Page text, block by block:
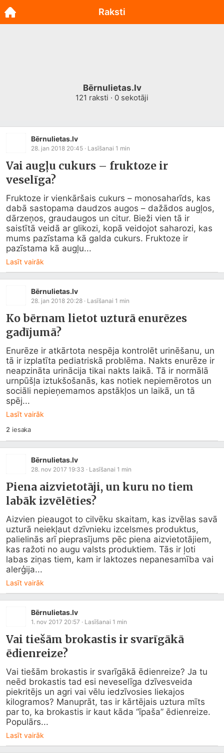
Bērnulietas.lv
121 raksti · 0 sekotāji
Bērnulietas.lv
28. jan 2018 20:45 · Lasīšanai 1 min
Vai augļu cukurs – fruktoze ir
veselīga?
Fruktoze ir vienkāršais cukurs – monosaharīds, kas
dabā sastopama daudzos augos – dažādos augļos,
dārzeņos, graudaugos un citur. Bieži vien tā ir
saistītā veidā ar glikozi, kopā veidojot saharozi, kas
mums pazīstama kā galda cukurs. Fruktoze ir
pazīstama kā augļu...
Lasīt vairāk
Bērnulietas.lv
28. jan 2018 20:28 · Lasīšanai 1 min
Ko bērnam lietot uzturā enurēzes
gadījumā?
Enurēze ir atkārtota nespēja kontrolēt urinēšanu, un
tā ir izplatīta pediatriskā problēma. Nakts enurēze ir
neapzināta urinācija tikai nakts laikā. Tā ir normālā
urnpūšļa iztukšošanās, kas notiek nepiemērotos un
sociāli nepieņemamos apstākļos un laikā, un tā
spēj...
Lasīt vairāk
2 iesaka
Bērnulietas.lv
28. nov 2017 19:33 · Lasīšanai 1 min
Piena aizvietotāji, un kuru no tiem
labāk izvēlēties?
Aizvien pieaugot to cilvēku skaitam, kas izvēlas savā
uzturā neiekļaut dzīvnieku izcelsmes produktus,
palielinās arī pieprasījums pēc piena aizvietotājiem,
kas ražoti no augu valsts produktiem. Tās ir ļoti
labas ziņas tiem, kam ir laktozes nepanesamība vai
alerģija...
Lasīt vairāk
Bērnulietas.lv
1. nov 2017 20:57 · Lasīšanai 1 min
Vai tiešām brokastis ir svarīgākā
ēdienreize?
Vai tiešām brokastis ir svarīgākā ēdienreize? Ja tu
neēd brokastis tad esi neveselīga dzīvesveida
piekritējs un agri vai vēlu iedzīvosies liekajos
kilogramos? Manuprāt, tas ir kārtējais uztura mīts
par to, ka brokastis ir kaut kāda “īpaša” ēdienreize.
Populārs...
Lasīt vairāk
Raksti